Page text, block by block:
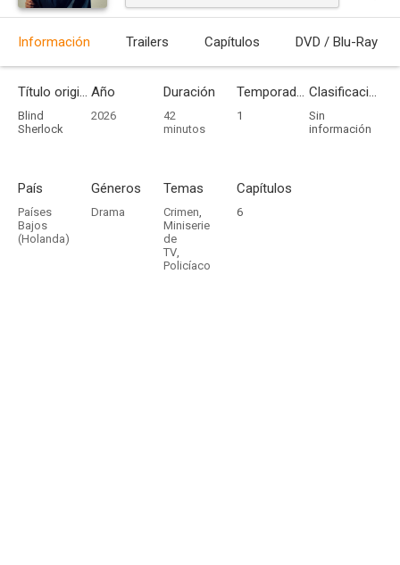
Información Trailers Capítulos DVD / Blu-Ray
Título original
Blind
Sherlock
Año
2026
Duración
42
minutos
Temporadas
1
Clasificación por edades
Sin
información
País
Países
Bajos
(Holanda)
Géneros
Drama
Temas
Crimen,
Miniserie
de
TV,
Policíaco
Capítulos
6